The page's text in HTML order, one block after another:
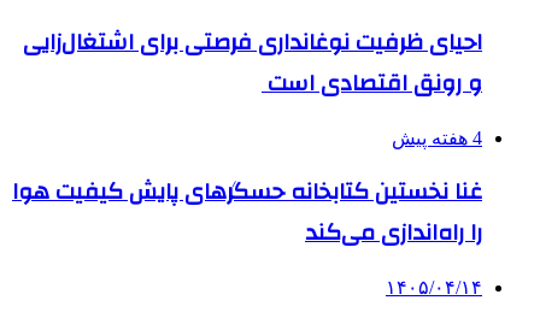
احیای ظرفیت نوغانداری فرصتی برای اشتغال‌زایی
و رونق اقتصادی است
4 هفته پیش
غنا نخستین کتابخانه حسگرهای پایش کیفیت هوا
را راه‌اندازی می‌کند
۱۴۰۵/۰۴/۱۴